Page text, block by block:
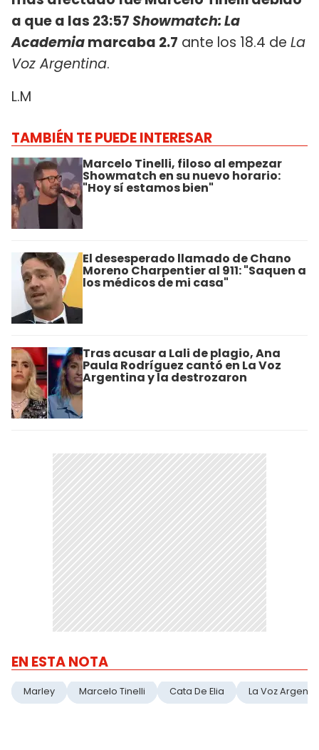
a que a las 23:57Showmatch: La
Academiamarcaba 2.7 ante los 18.4 de La
Voz Argentina.
L.M
TAMBIÉN TE PUEDE INTERESAR
Marcelo Tinelli, filoso al empezar
Showmatch en su nuevo horario:
"Hoy sí estamos bien"
El desesperado llamado de Chano
Moreno Charpentier al 911: "Saquen a
los médicos de mi casa"
Tras acusar a Lali de plagio, Ana
Paula Rodríguez cantó en La Voz
Argentina y la destrozaron
EN ESTA NOTA
Marley Marcelo Tinelli Cata De Elia La Voz